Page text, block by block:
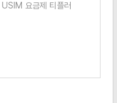
요금제 티플러